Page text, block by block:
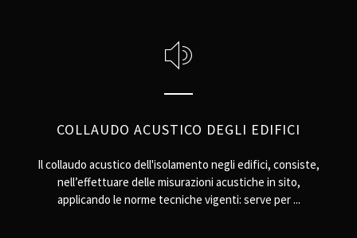
COLLAUDO ACUSTICO DEGLI EDIFICI
Il collaudo acustico dell'isolamento negli edifici, consiste,
nell’effettuare delle misurazioni acustiche in sito,
applicando le norme tecniche vigenti: serve per ...